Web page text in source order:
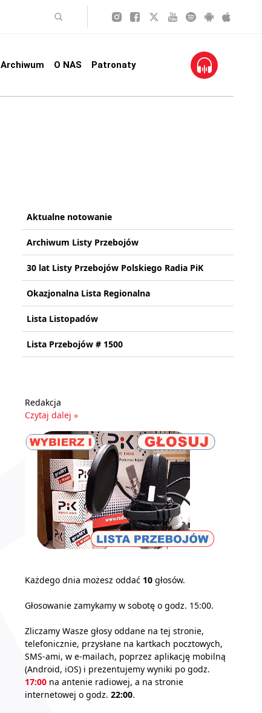
Archiwum O NAS Patronaty
Aktualne notowanie
Archiwum Listy Przebojów
30 lat Listy Przebojów Polskiego Radia PiK
Okazjonalna Lista Regionalna
Lista Listopadów
Lista Przebojów # 1500
Redakcja
Czytaj dalej »
Każdego dnia możesz oddać 10 głosów.
Głosowanie zamykamy w sobotę o godz. 15:00.
Zliczamy Wasze głosy oddane na tej stronie,
telefonicznie, przysłane na kartkach pocztowych,
SMS-ami, w e-mailach, poprzez aplikację mobilną
(Android, iOS) i prezentujemy wyniki po godz.
17:00 na antenie radiowej, a na stronie
internetowej o godz. 22:00.